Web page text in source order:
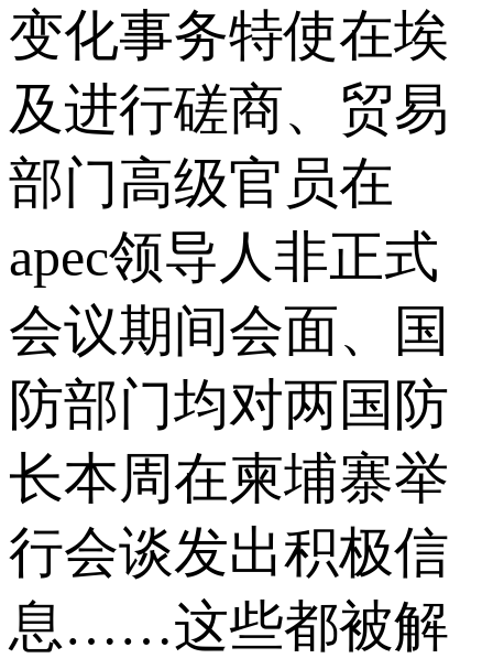
变化事务特使在埃
及进行磋商、贸易
部门高级官员在
apec领导人非正式
会议期间会面、国
防部门均对两国防
长本周在柬埔寨举
行会谈发出积极信
息……这些都被解